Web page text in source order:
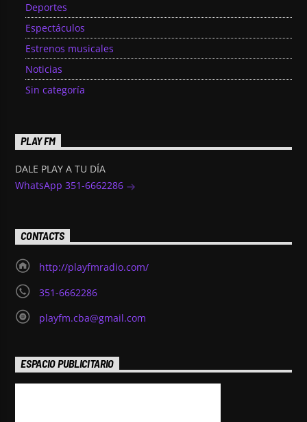
Deportes
Espectáculos
Estrenos musicales
Noticias
Sin categoría
PLAY FM
DALE PLAY A TU DÍA
WhatsApp 351-6662286
CONTACTS
http://playfmradio.com/
351-6662286
playfm.cba@gmail.com
ESPACIO PUBLICITARIO